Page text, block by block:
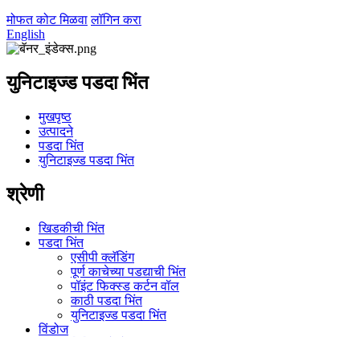
मोफत कोट मिळवा लॉगिन करा
English
युनिटाइज्ड पडदा भिंत
मुखपृष्ठ
उत्पादने
पडदा भिंत
युनिटाइज्ड पडदा भिंत
श्रेणी
खिडकीची भिंत
पडदा भिंत
एसीपी क्लॅडिंग
पूर्ण काचेच्या पडद्याची भिंत
पॉइंट फिक्स्ड कर्टन वॉल
काठी पडदा भिंत
युनिटाइज्ड पडदा भिंत
विंडोज